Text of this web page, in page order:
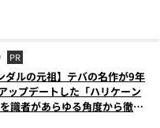
PR
ダルの元祖】テバの名作が9年
ップデートした「ハリケーン
識者があらゆる角度から徹底